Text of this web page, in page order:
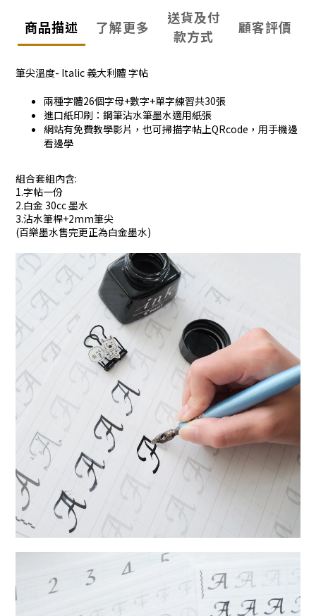
商品描述 了解更多
送貨及付
款方式
顧客評價
筆尖溫度- Italic 義大利體 字帖
兩種字體26個字母+數字+單字練習共30張
進口紙印刷：鋼筆沾水筆墨水適用紙張
網站有免費教學影片，也可掃描字帖上QRcode，用手機邊
看邊學
組合套組內含:
1.字帖一份
2.白金 30cc 墨水
3.沾水筆桿+2mm筆尖
(百樂墨水售完更正為白金墨水)